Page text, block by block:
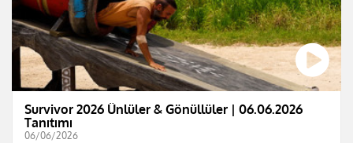
Survivor 2026 Ünlüler & Gönüllüler | 06.06.2026
Tanıtımı
06/06/2026